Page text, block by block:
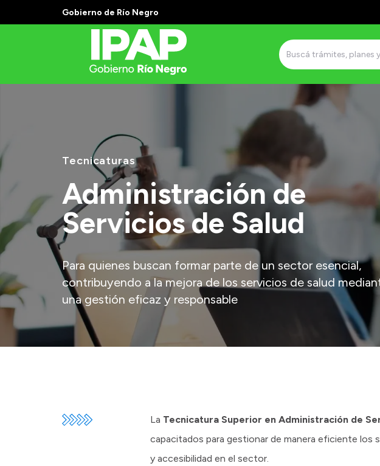
Gobierno de Río Negro
Tecnicaturas
Administración de
Servicios de Salud
Para quienes buscan formar parte de un sector esencial,
contribuyendo a la mejora de los servicios de salud
una gestión eficaz y responsable
La Tecnicatura Superior en Administración de
capacitados para gestionar de manera eficiente los
y accesibilidad en el sector.